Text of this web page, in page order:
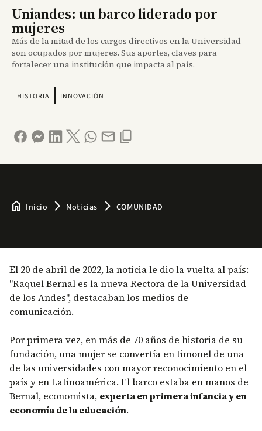
Uniandes: un barco liderado por
mujeres
Más de la mitad de los cargos directivos en la Universidad
son ocupados por mujeres. Sus aportes, claves para
fortalecer una institución que impacta al país.
HISTORIA INNOVACIÓN
home Inicio arrow_forward_ios Noticias arrow_forward_ios COMUNIDAD
El 20 de abril de 2022, la noticia le dio la vuelta al país:
"Raquel Bernal es la nueva Rectora de la Universidad
de los Andes", destacaban los medios de
comunicación.
Por primera vez, en más de 70 años de historia de su
fundación, una mujer se convertía en timonel de una
de las universidades con mayor reconocimiento en el
país y en Latinoamérica. El barco estaba en manos de
Bernal, economista, experta en primera infancia y en
economía de la educación.